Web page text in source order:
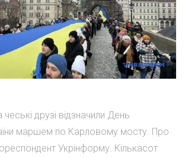
чеські друзі відзначили День
маршем по Карловому мосту. Про
Укрінформу. Кількасот